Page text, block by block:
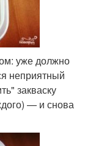
уже должно
неприятный
закваску
— и снова